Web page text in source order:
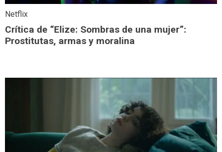
Netflix
Crítica de “Elize: Sombras de una mujer”:
Prostitutas, armas y moralina